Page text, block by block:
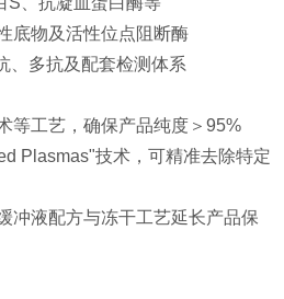
底物及活性位点阻断酶
、多抗及配套检测体系
等工艺，确保产品纯度＞95%
Plasmas"技术，可精准去除特定
冲液配方与冻干工艺延长产品保